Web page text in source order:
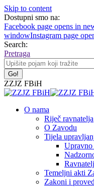
Skip to content
Dostupni smo na:
Facebook page opens in
windowInstagram page
Search:
Pretraga
ZZJZ FBiH
O nama
Riječ ravnatelja
O Zavodu
Tijela
Temeljni akti
Zakoni i